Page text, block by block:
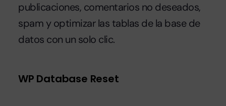
publicaciones, comentarios no deseados,
spam y optimizar las tablas de la base de
datos con un solo clic.
WP Database Reset